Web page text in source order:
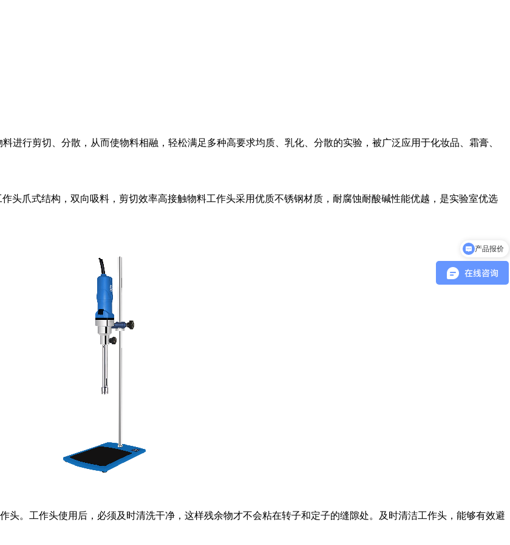
进行剪切、分散，从而使物料相融，轻松满足多种高要求均质、乳化、分散的实验，被广泛应用于化妆品、霜膏、
头爪式结构，双向吸料，剪切效率高接触物料工作头采用优质不锈钢材质，耐腐蚀耐酸碱性能优越，是实验室优选
头。工作头使用后，必须及时清洗干净，这样残余物才不会粘在转子和定子的缝隙处。及时清洁工作头，能够有效避
产品参数